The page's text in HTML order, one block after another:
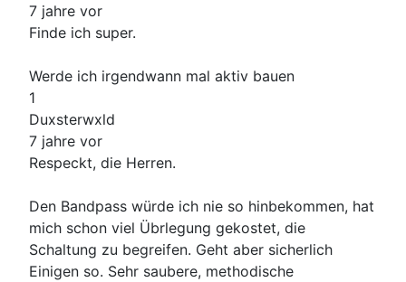
7 jahre vor
Finde ich super.
Werde ich irgendwann mal aktiv bauen
1
Duxsterwxld
7 jahre vor
Respeckt, die Herren.
Den Bandpass würde ich nie so hinbekommen, hat
mich schon viel Übrlegung gekostet, die
Schaltung zu begreifen. Geht aber sicherlich
Einigen so. Sehr saubere, methodische